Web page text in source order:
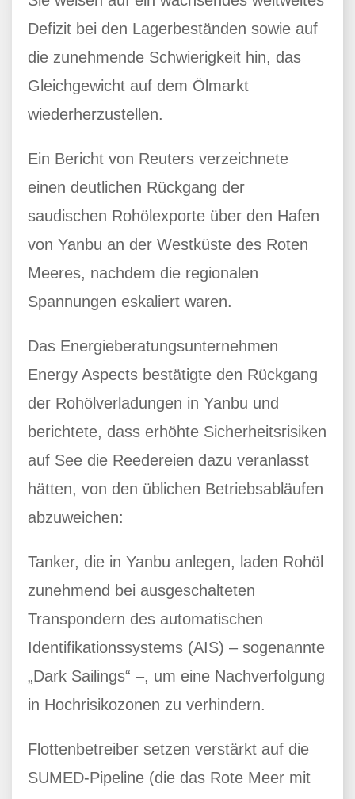
Defizit bei den Lagerbeständen sowie auf
die zunehmende Schwierigkeit hin, das
Gleichgewicht auf dem Ölmarkt
wiederherzustellen.
Ein Bericht von Reuters verzeichnete
einen deutlichen Rückgang der
saudischen Rohölexporte über den Hafen
von Yanbu an der Westküste des Roten
Meeres, nachdem die regionalen
Spannungen eskaliert waren.
Das Energieberatungsunternehmen
Energy Aspects bestätigte den Rückgang
der Rohölverladungen in Yanbu und
berichtete, dass erhöhte Sicherheitsrisiken
auf See die Reedereien dazu veranlasst
hätten, von den üblichen Betriebsabläufen
abzuweichen:
Tanker, die in Yanbu anlegen, laden Rohöl
zunehmend bei ausgeschalteten
Transpondern des automatischen
Identifikationssystems (AIS) – sogenannte
„Dark Sailings“ –, um eine Nachverfolgung
in Hochrisikozonen zu verhindern.
Flottenbetreiber setzen verstärkt auf die
SUMED-Pipeline (die das Rote Meer mit